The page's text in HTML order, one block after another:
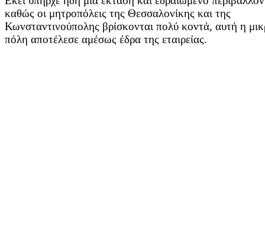
καθώς οι μητροπόλεις της Θεσσαλονίκης και της
Κωνσταντινούπολης βρίσκονται πολύ κοντά, αυτή η
πόλη αποτέλεσε αμέσως έδρα της εταιρείας.